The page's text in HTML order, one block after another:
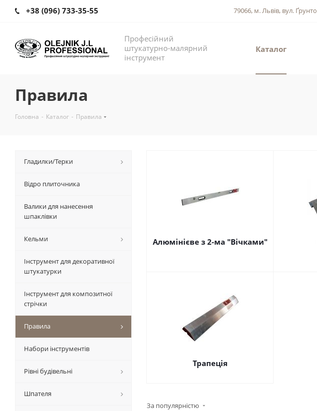
+38 (096) 733-35-55 79066, м. Львів, вул.
Професійний
штукатурно-малярний
інструмент
Каталог
Правила
Головна - Каталог - Правила
Алюмінієве з 2-ма "Вічками"
Трапеція
За популярністю
Гладилки/Терки
Відро плиточника
Валики для нанесення
шпаклівки
Кельми
Інструмент для декоративної
штукатурки
Інструмент для композитної
стрічки
Правила
Набори інструментів
Рівні будівельні
Шпателя